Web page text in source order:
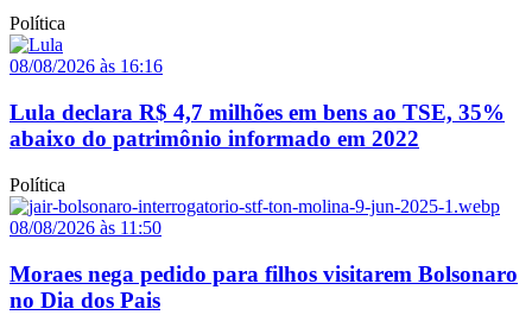
Política
08/08/2026 às 16:16
Lula declara R$ 4,7 milhões em bens ao TSE, 35%
abaixo do patrimônio informado em 2022
Política
08/08/2026 às 11:50
Moraes nega pedido para filhos visitarem Bolsonaro
no Dia dos Pais